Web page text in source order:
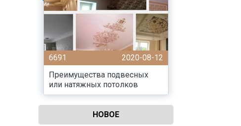
6691
2020-08-12
Преимущества подвесных
или натяжных потолков
НОВОЕ